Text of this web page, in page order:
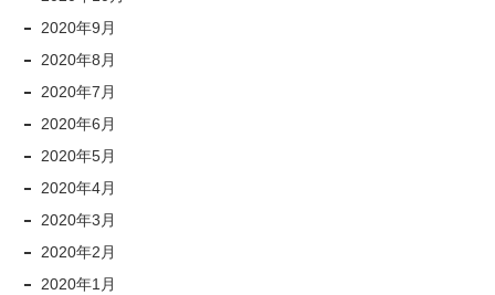
2020年9月
2020年8月
2020年7月
2020年6月
2020年5月
2020年4月
2020年3月
2020年2月
2020年1月